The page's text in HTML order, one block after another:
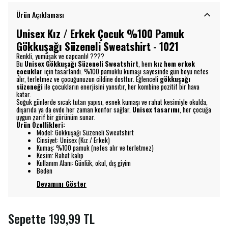
Ürün Açıklaması
Unisex Kız / Erkek Çocuk %100 Pamuk
Gökkuşağı Süzeneli Sweatshirt - 1021
Renkli, yumuşak ve capcanlı! ????
Bu Unisex Gökkuşağı Süzeneli Sweatshirt, hem kız hem erkek
çocuklar için tasarlandı. %100 pamuklu kumaşı sayesinde gün boyu nefes
alır, terletmez ve çocuğunuzun cildine dosttur. Eğlenceli gökkuşağı
süzeneğiile çocukların enerjisini yansıtır, her kombine pozitif bir hava
katar.
Soğuk günlerde sıcak tutan yapısı, esnek kumaşı ve rahat kesimiyle okulda,
dışarıda ya da evde her zaman konfor sağlar. Unisex tasarımı, her çocuğa
uygun zarif bir görünüm sunar.
Ürün Özellikleri:
Model: Gökkuşağı Süzeneli Sweatshirt
Cinsiyet: Unisex (Kız / Erkek)
Kumaş: %100 pamuk (nefes alır ve terletmez)
Kesim: Rahat kalıp
Kullanım Alanı: Günlük, okul, dış giyim
Beden
Devamını Göster
Sepette 199,99 TL